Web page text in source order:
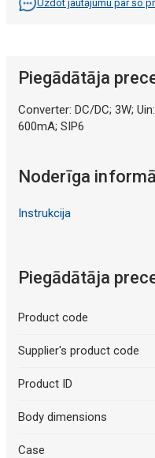
Uzdot jautājumu par šo
Piegādātāja
Converter: DC/DC; 3W;
600mA; SIP6
Noderīga
Instrukcija
Piegādātāja
Product code
Supplier's product code
Product ID
Body dimensions
Case